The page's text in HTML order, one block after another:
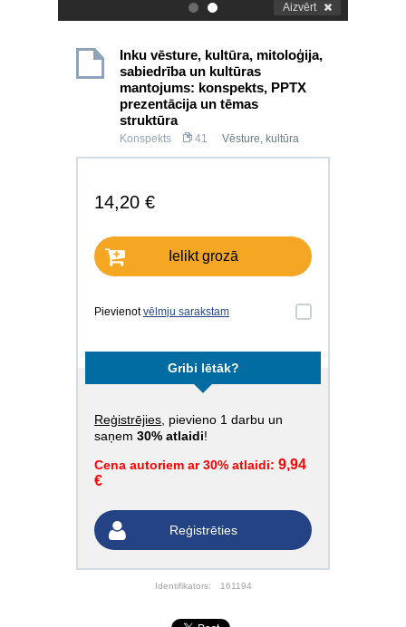
. Aizvērt
Inku vēsture, kultūra, mitoloģija,
sabiedrība un kultūras
mantojums: konspekts, PPTX
prezentācija un tēmas
struktūra
Konspekts 41 Vēsture, kultūra
14,20 €
Ielikt grozā
Pievienotvēlmju sarakstam
Gribi lētāk?
Reģistrējies , pievieno 1 darbu un
saņem 30% atlaidi!
Cena autoriem ar 30% atlaidi: 9,94
€
Reģistrēties
Identifikators: 161194